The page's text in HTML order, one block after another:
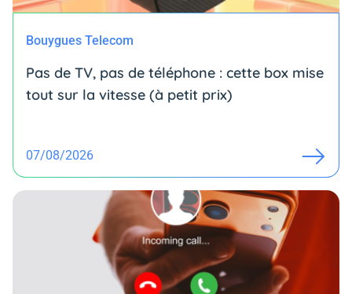
Bouygues Telecom
Pas de TV, pas de téléphone : cette box mise
tout sur la vitesse (à petit prix)
07/08/2026